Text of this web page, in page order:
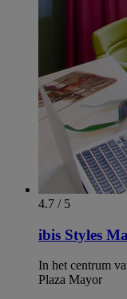
4.7 / 5
ibis Styles
In het centrum
Plaza Mayor